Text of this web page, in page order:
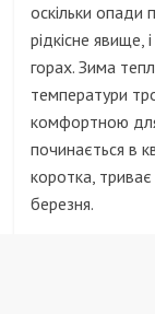
оскільки опади
рідкісне явище,
горах. Зима
температури
комфортною
починається в
коротка,
березня.